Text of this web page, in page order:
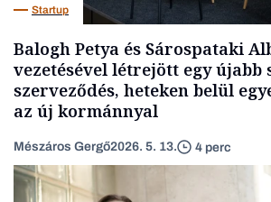
Startup
Balogh Petya és Sárospataki
vezetésével létrejött egy újabb
szerveződés, heteken belül
az új kormánnyal
Mészáros Gergő2026. 5. 13. 4 perc